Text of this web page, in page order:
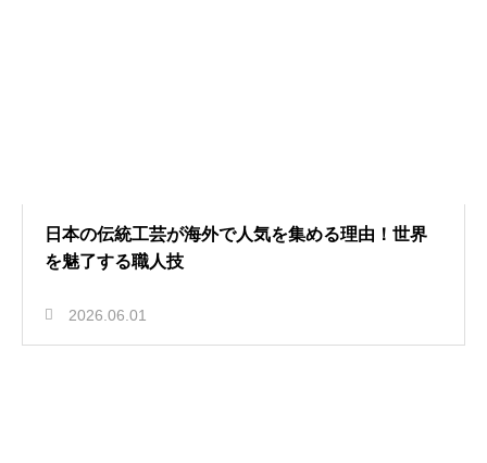
日本の伝統工芸が海外で人気を集める理由！世界
を魅了する職人技
2026.06.01